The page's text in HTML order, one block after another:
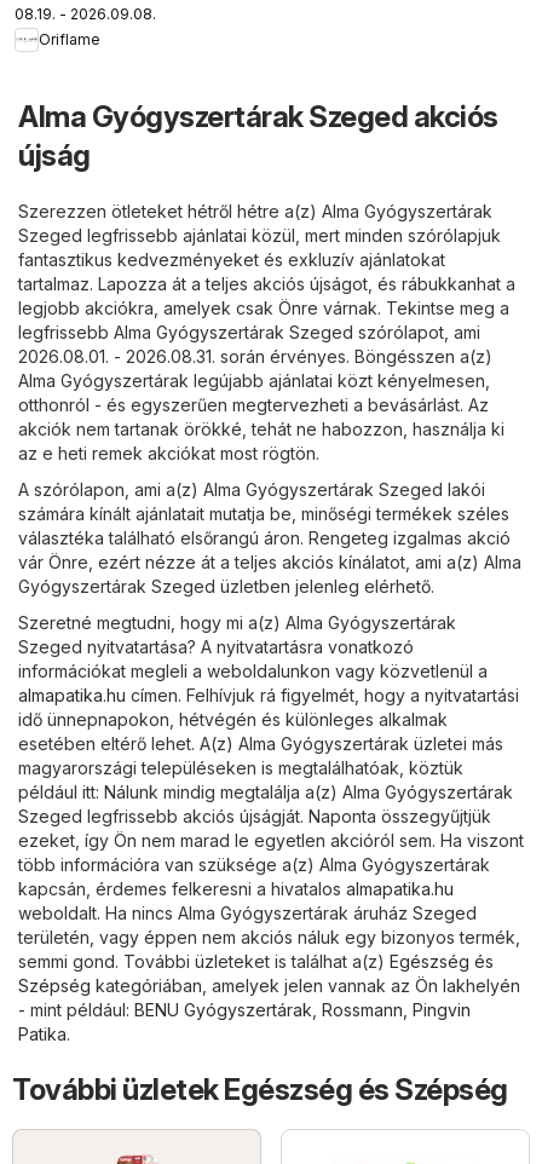
08.19. - 2026.09.08.
Oriflame
Alma Gyógyszertárak Szeged akciós
újság
Szerezzen ötleteket hétről hétre a(z) Alma Gyógyszertárak
Szeged legfrissebb ajánlatai közül, mert minden szórólapjuk
fantasztikus kedvezményeket és exkluzív ajánlatokat
tartalmaz. Lapozza át a teljes akciós újságot, és rábukkanhat a
legjobb akciókra, amelyek csak Önre várnak. Tekintse meg a
legfrissebb Alma Gyógyszertárak Szeged szórólapot, ami
2026.08.01. - 2026.08.31. során érvényes. Böngésszen a(z)
Alma Gyógyszertárak legújabb ajánlatai közt kényelmesen,
otthonról - és egyszerűen megtervezheti a bevásárlást. Az
akciók nem tartanak örökké, tehát ne habozzon, használja ki
az e heti remek akciókat most rögtön.
A szórólapon, ami a(z) Alma Gyógyszertárak Szeged lakói
számára kínált ajánlatait mutatja be, minőségi termékek széles
választéka található elsőrangú áron. Rengeteg izgalmas akció
vár Önre, ezért nézze át a teljes akciós kínálatot, ami a(z) Alma
Gyógyszertárak Szeged üzletben jelenleg elérhető.
Szeretné megtudni, hogy mi a(z) Alma Gyógyszertárak
Szeged nyitvatartása? A nyitvatartásra vonatkozó
információkat megleli a weboldalunkon vagy közvetlenül a
almapatika.hu címen. Felhívjuk rá figyelmét, hogy a nyitvatartási
idő ünnepnapokon, hétvégén és különleges alkalmak
esetében eltérő lehet. A(z) Alma Gyógyszertárak üzletei más
magyarországi településeken is megtalálhatóak, köztük
például itt: Nálunk mindig megtalálja a(z) Alma Gyógyszertárak
Szeged legfrissebb akciós újságját. Naponta összegyűjtjük
ezeket, így Ön nem marad le egyetlen akcióról sem. Ha viszont
több információra van szüksége a(z) Alma Gyógyszertárak
kapcsán, érdemes felkeresni a hivatalos almapatika.hu
weboldalt. Ha nincs Alma Gyógyszertárak áruház Szeged
területén, vagy éppen nem akciós náluk egy bizonyos termék,
semmi gond. További üzleteket is találhat a(z) Egészség és
Szépség kategóriában, amelyek jelen vannak az Ön lakhelyén
- mint például: BENU Gyógyszertárak Rossmann Pingvin
Patika.
További üzletek Egészség és Szépség